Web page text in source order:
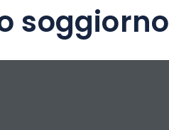
soggiorno